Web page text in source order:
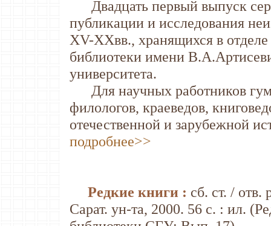
Двадцать первый выпуск
публикации и исследования
XV-XXвв., хранящихся в
библиотеки имени
университета.
Для научных работников
филологов, краеведов,
отечественной и зарубежной
подробнее>>
Редкие книги : сб. ст. /
Сарат. ун-та, 2000. 56 с. : ил.